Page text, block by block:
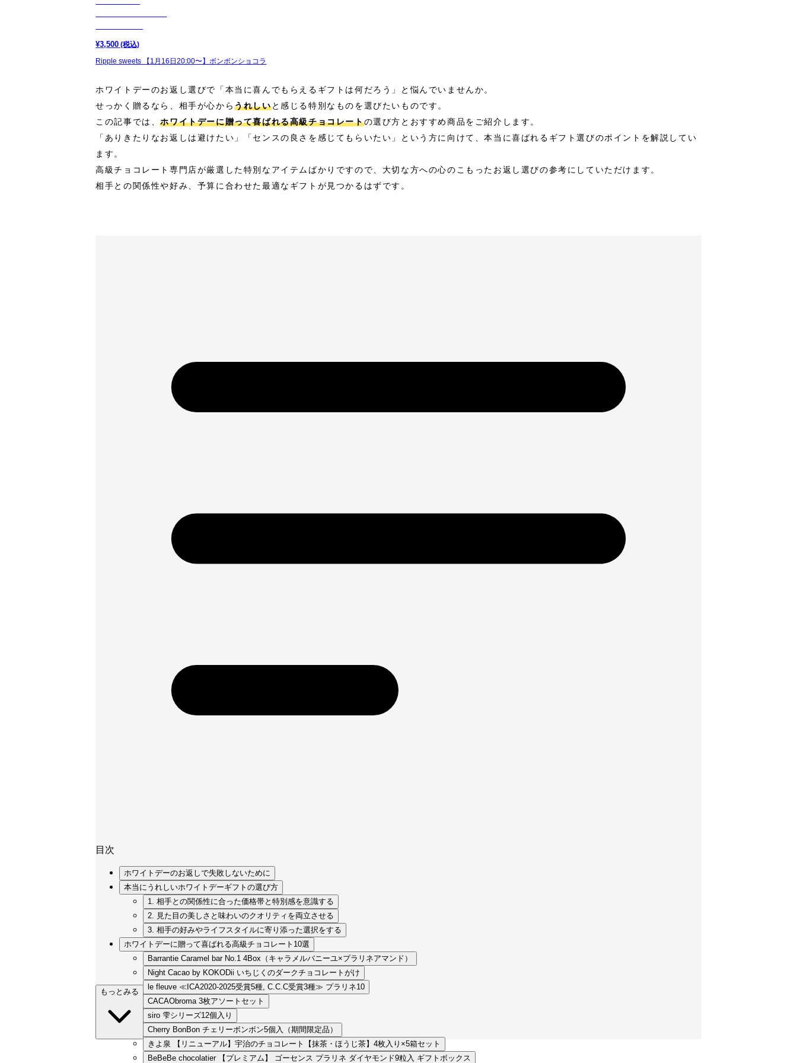
¥3,500 (税込)
Ripple sweets 【1月16日20:00〜】ボンボンショコラ
ホワイトデーのお返し選びで「本当に喜んでもらえるギフトは何だろう」と悩んでいませんか。
せっかく贈るなら、相手が心からうれしいと感じる特別なものを選びたいものです。
この記事では、ホワイトデーに贈って喜ばれる高級チョコレートの選び方とおすすめ商品をご紹介します。
「ありきたりなお返しは避けたい」「センスの良さを感じてもらいたい」という方に向けて、本当に喜ばれるギフト選びのポイントを解説してい
ます。
高級チョコレート専門店が厳選した特別なアイテムばかりですので、大切な方への心のこもったお返し選びの参考にしていただけます。
相手との関係性や好み、予算に合わせた最適なギフトが見つかるはずです。
目次
ホワイトデーのお返しで失敗しないために
本当にうれしいホワイトデーギフトの選び方
1. 相手との関係性に合った価格帯と特別感を意識する
2. 見た目の美しさと味わいのクオリティを両立させる
3. 相手の好みやライフスタイルに寄り添った選択をする
ホワイトデーに贈って喜ばれる高級チョコレート10選
Barrantie Caramel bar No.1 4Box（キャラメルバニーユ×プラリネアマンド）
Night Cacao by KOKODii いちじくのダークチョコレートがけ
le fleuve ≪ICA2020-2025受賞5種, C.C.C受賞3種≫ プラリネ10
CACAObroma 3枚アソートセット
siro 雫シリーズ12個入り
Cherry BonBon チェリーボンボン5個入（期間限定品）
きよ泉 【リニューアル】宇治のチョコレート【抹茶・ほうじ茶】4枚入り×5箱セット
BeBeBe chocolatier 【プレミアム】 ゴーセンス プラリネ ダイヤモンド9粒入 ギフトボックス
もっとみる